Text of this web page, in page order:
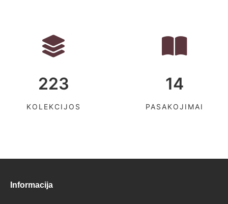
223
KOLEKCIJOS
14
PASAKOJIMAI
Informacija